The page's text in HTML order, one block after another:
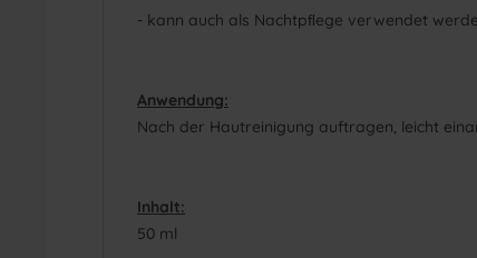
- kann auch als Nachtpﬂege verwendet
Anwendung:
Nach der Hautreinigung auftragen, leicht
Inhalt:
50 ml